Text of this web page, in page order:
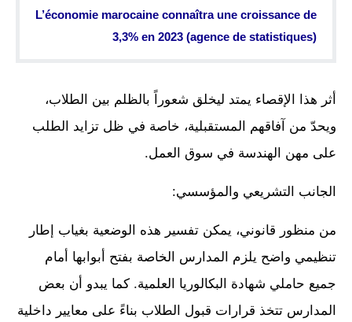
L’économie marocaine connaîtra une croissance de
3,3% en 2023 (agence de statistiques)
أثر هذا الإقصاء يمتد ليخلق شعوراً بالظلم بين الطلاب،
ويحدّ من آفاقهم المستقبلية، خاصة في ظل تزايد الطلب
على مهن الهندسة في سوق العمل.
الجانب التشريعي والمؤسسي:
من منظور قانوني، يمكن تفسير هذه الوضعية بغياب إطار
تنظيمي واضح يلزم المدارس الخاصة بفتح أبوابها أمام
جميع حاملي شهادة البكالوريا العلمية. كما يبدو أن بعض
المدارس تتخذ قرارات قبول الطلاب بناءً على معايير داخلية